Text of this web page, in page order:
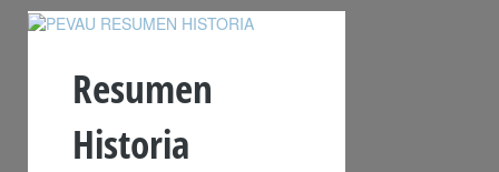
Resumen
Historia